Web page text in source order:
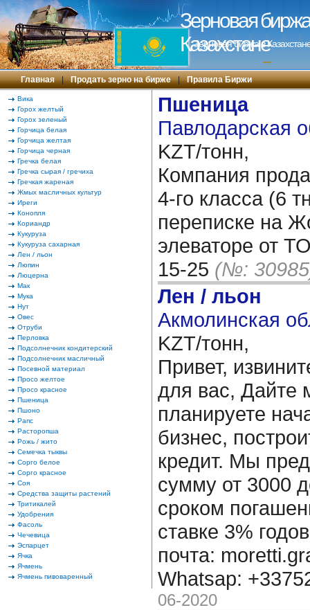
Зерновая
Казахстане
Зерновая биржа в
---
Главная | Продать зерно на бирже | Правила Биржи
Вика
Горох желтый
Горох зеленый
Горчица белая
Горчица желтая
Горчица черная
Гречка белая
Гречка сырая / гречиха
Гречкая жареная
Жмых масличных культур
Иреги
Конопля
Кориандр
Кукуруза
Кукуруза сахарная
Лен / льон
Люпин
Люцерна
Мак
Мука
Нут
Овес
Отруби
Перловка
Подсолнечник кондитерский
Подсолнечник масличный
Посевной материал
Просо желтое
Просо красное
Пшеница
Пшоно
Рапс
Расторопша
Рожь / жито
Семечка тыквы
Сорго белое
Сорго красное
Соя
Средства защиты растений
Тритикалей
Удобрения
Фасоль
Чечевица
Эспарцет
Ячка
Ячмень
Ячмень пивоваренный
Пшеница
Павлодарская
KZT/тонн,
Компания
4-го класса (6
переписке на
элеваторе от
15-25 (№:
Лен / льон
Акмолинская
KZT/тонн,
Привет,
для вас, Дайте
планируете
бизнес,
кредит. Мы
сумму от 3000
сроком
ставке 3%
почта:
Whatsap:
06-2020